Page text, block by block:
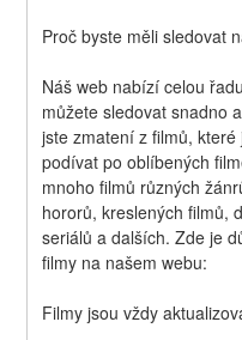
Proč byste měli sledovat
Náš web nabízí celou
můžete sledovat snadno
jste zmatení z filmů,
podívat po oblíbených
mnoho filmů různých
hororů, kreslených filmů,
seriálů a dalších. Zde je
filmy na našem webu:
Filmy jsou vždy